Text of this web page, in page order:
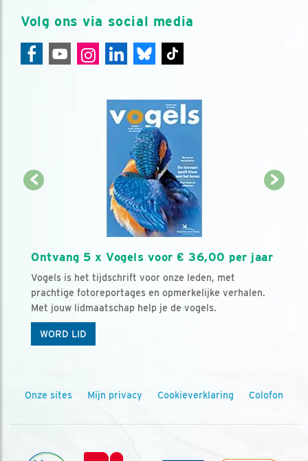
Volg ons via social media
Ontvang 5 x Vogels voor € 36,00 per jaar
Vogels is het tijdschrift voor onze leden, met
prachtige fotoreportages en opmerkelijke verhalen.
Met jouw lidmaatschap help je de vogels.
WORD LID
Onze sites Mijn privacy Cookieverklaring Colofon